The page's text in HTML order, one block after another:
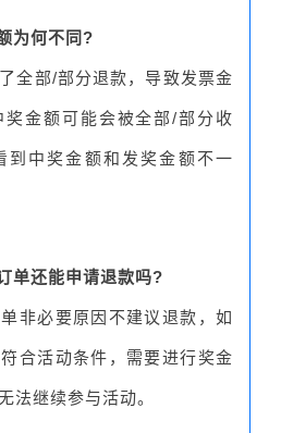
为何不同?
全部/部分退款，导致发票金
金额可能会被全部/部分收
到中奖金额和发奖金额不一
单还能申请退款吗?
非必要原因不建议退款，如
合活动条件，需要进行奖金
法继续参与活动。